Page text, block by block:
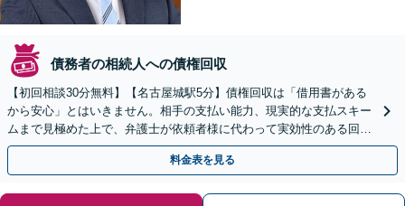
債務者の相続人への債権回収
【初回相談30分無料】【名古屋城駅5分】債権回収は「借用書がある
から安心」とはいきません。相手の支払い能力、現実的な支払スキー
ムまで見極めた上で、弁護士が依頼者様に代わって実効性のある回収
策を試みます。まずはご相談ください。
料金表を見る